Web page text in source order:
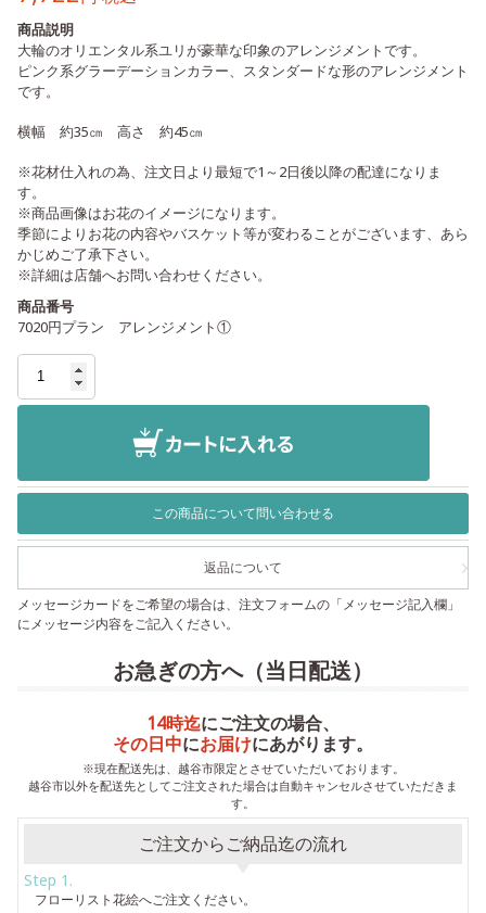
商品説明
大輪のオリエンタル系ユリが豪華な印象のアレンジメントです。
ピンク系グラーデーションカラー、スタンダードな形のアレンジメント
です。
横幅 約35㎝ 高さ 約45㎝
※花材仕入れの為、注文日より最短で1～2日後以降の配達になりま
す。
※商品画像はお花のイメージになります。
季節によりお花の内容やバスケット等が変わることがございます、あら
かじめご了承下さい。
※詳細は店舗へお問い合わせください。
商品番号
7020円プラン アレンジメント①
この商品について問い合わせる
返品について
メッセージカードをご希望の場合は、注文フォームの「メッセージ記入欄」
にメッセージ内容をご記入ください。
お急ぎの方へ（当日配送）
14時迄にご注文の場合、
その日中にお届けにあがります。
※現在配送先は、越谷市限定とさせていただいております。
越谷市以外を配送先としてご注文された場合は自動キャンセルさせていただきま
す。
ご注文からご納品迄の流れ
Step 1.
フローリスト花絵へご注文ください。